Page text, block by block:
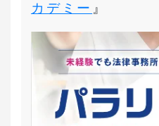
カデミー 』